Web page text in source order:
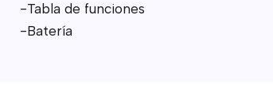
-Tabla de funciones
-Batería